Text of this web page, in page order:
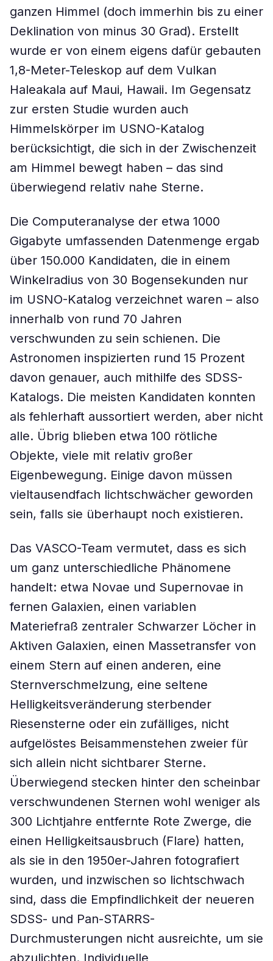
ganzen Himmel (doch immerhin bis zu einer
Deklination von minus 30 Grad). Erstellt
wurde er von einem eigens dafür gebauten
1,8-Meter-Teleskop auf dem Vulkan
Haleakala auf Maui, Hawaii. Im Gegensatz
zur ersten Studie wurden auch
Himmelskörper im USNO-Katalog
berücksichtigt, die sich in der Zwischenzeit
am Himmel bewegt haben – das sind
überwiegend relativ nahe Sterne.
Die Computeranalyse der etwa 1000
Gigabyte umfassenden Datenmenge ergab
über 150.000 Kandidaten, die in einem
Winkelradius von 30 Bogensekunden nur
im USNO-Katalog verzeichnet waren – also
innerhalb von rund 70 Jahren
verschwunden zu sein schienen. Die
Astronomen inspizierten rund 15 Prozent
davon genauer, auch mithilfe des SDSS-
Katalogs. Die meisten Kandidaten konnten
als fehlerhaft aussortiert werden, aber nicht
alle. Übrig blieben etwa 100 rötliche
Objekte, viele mit relativ großer
Eigenbewegung. Einige davon müssen
vieltausendfach lichtschwächer geworden
sein, falls sie überhaupt noch existieren.
Das VASCO-Team vermutet, dass es sich
um ganz unterschiedliche Phänomene
handelt: etwa Novae und Supernovae in
fernen Galaxien, einen variablen
Materiefraß zentraler Schwarzer Löcher in
Aktiven Galaxien, einen Massetransfer von
einem Stern auf einen anderen, eine
Sternverschmelzung, eine seltene
Helligkeitsveränderung sterbender
Riesensterne oder ein zufälliges, nicht
aufgelöstes Beisammenstehen zweier für
sich allein nicht sichtbarer Sterne.
Überwiegend stecken hinter den scheinbar
verschwundenen Sternen wohl weniger als
300 Lichtjahre entfernte Rote Zwerge, die
einen Helligkeitsausbruch (Flare) hatten,
als sie in den 1950er-Jahren fotografiert
wurden, und inzwischen so lichtschwach
sind, dass die Empfindlichkeit der neueren
SDSS- und Pan-STARRS-
Durchmusterungen nicht ausreichte, um sie
abzulichten. Individuelle